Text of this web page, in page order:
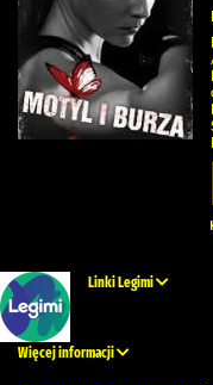
Linki Legimi
Więcej informacji